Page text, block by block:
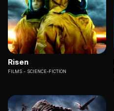
Risen
FILMS SCIENCE-FICTION